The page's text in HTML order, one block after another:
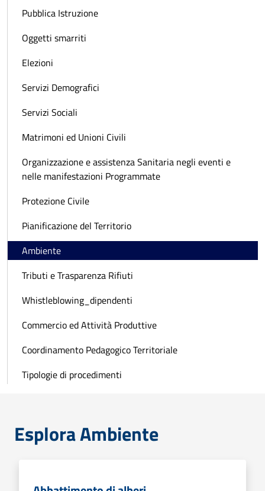
Pubblica Istruzione
Oggetti smarriti
Elezioni
Servizi Demografici
Servizi Sociali
Matrimoni ed Unioni Civili
Organizzazione e assistenza Sanitaria negli eventi e
nelle manifestazioni Programmate
Protezione Civile
Pianificazione del Territorio
Ambiente
Tributi e Trasparenza Rifiuti
Whistleblowing_dipendenti
Commercio ed Attività Produttive
Coordinamento Pedagogico Territoriale
Tipologie di procedimenti
Esplora Ambiente